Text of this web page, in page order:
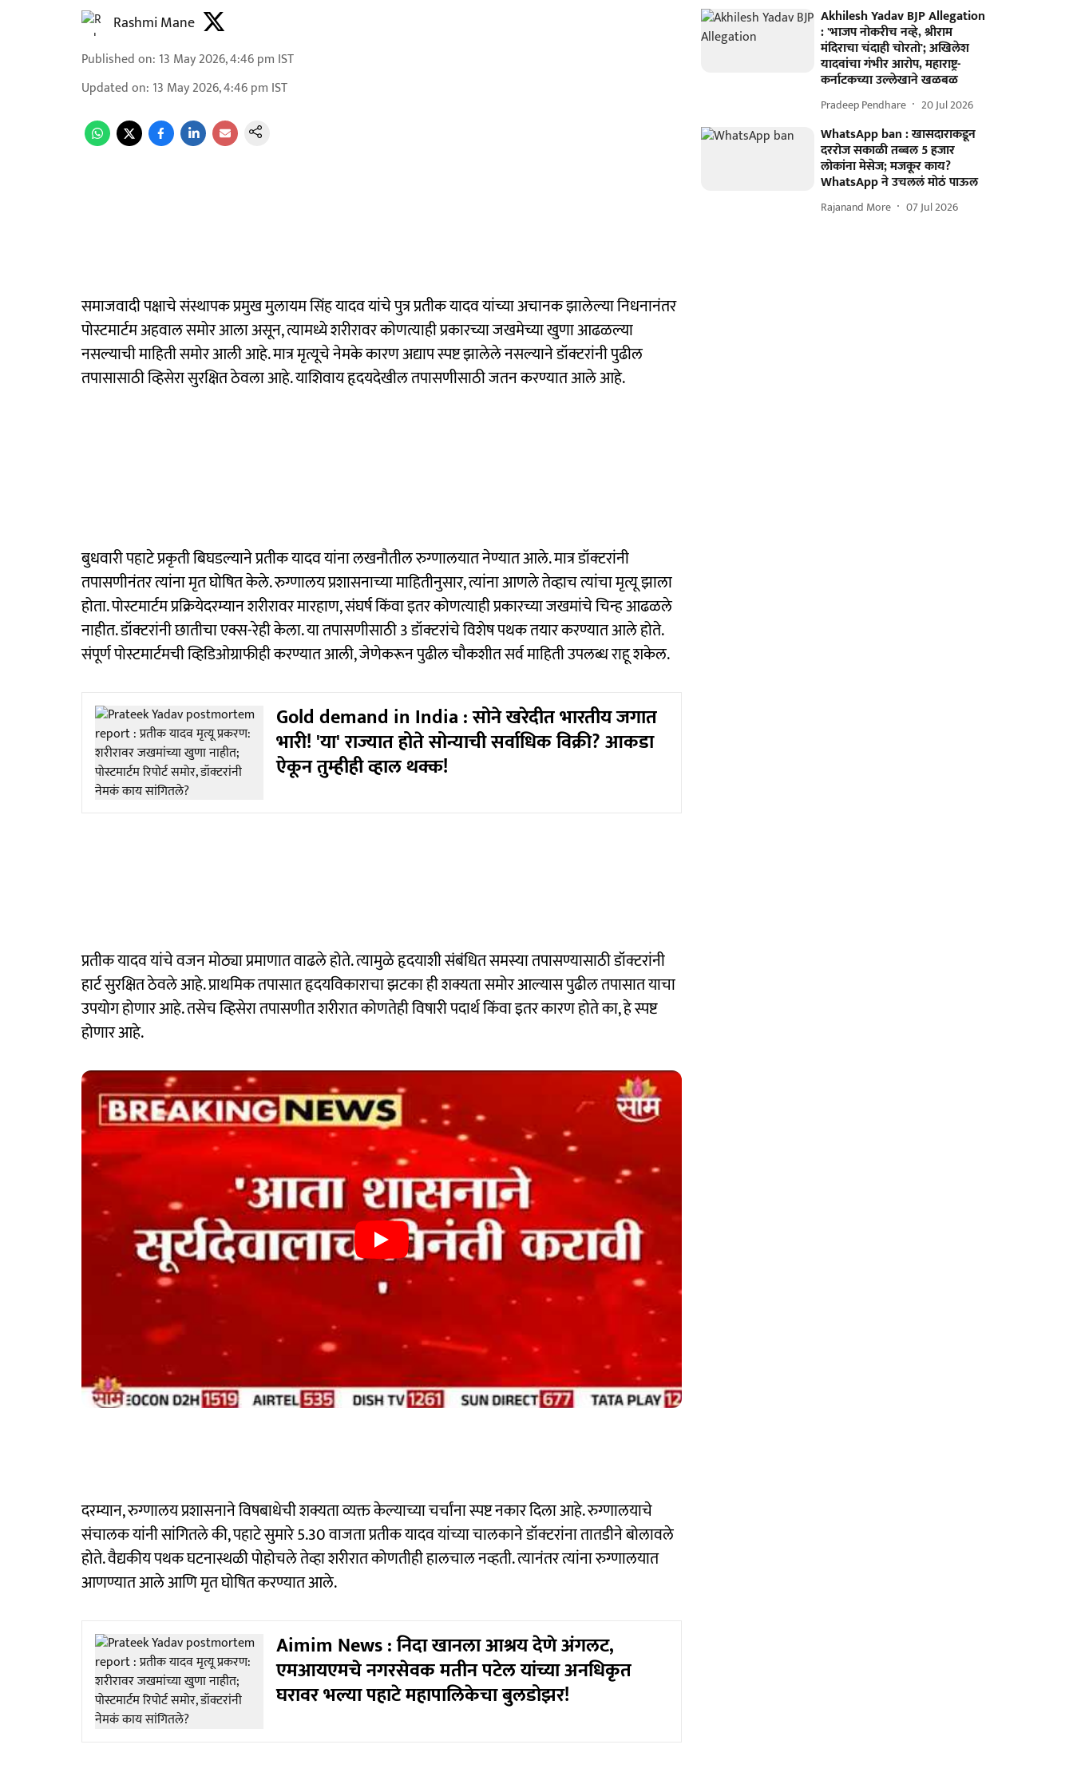
Rashmi Mane
Published on: 13 May 2026, 4:46 pm IST
Updated on: 13 May 2026, 4:46 pm IST
समाजवादी पक्षाचे संस्थापक प्रमुख मुलायम सिंह यादव यांचे पुत्र प्रतीक यादव यांच्या अचानक झालेल्या निधनानंतर
पोस्टमार्टम अहवाल समोर आला असून, त्यामध्ये शरीरावर कोणत्याही प्रकारच्या जखमेच्या खुणा आढळल्या
नसल्याची माहिती समोर आली आहे. मात्र मृत्यूचे नेमके कारण अद्याप स्पष्ट झालेले नसल्याने डॉक्टरांनी पुढील
तपासासाठी व्हिसेरा सुरक्षित ठेवला आहे. याशिवाय हृदयदेखील तपासणीसाठी जतन करण्यात आले आहे.
बुधवारी पहाटे प्रकृती बिघडल्याने प्रतीक यादव यांना लखनौतील रुग्णालयात नेण्यात आले. मात्र डॉक्टरांनी
तपासणीनंतर त्यांना मृत घोषित केले. रुग्णालय प्रशासनाच्या माहितीनुसार, त्यांना आणले तेव्हाच त्यांचा मृत्यू झाला
होता. पोस्टमार्टम प्रक्रियेदरम्यान शरीरावर मारहाण, संघर्ष किंवा इतर कोणत्याही प्रकारच्या जखमांचे चिन्ह आढळले
नाहीत. डॉक्टरांनी छातीचा एक्स-रेही केला. या तपासणीसाठी 3 डॉक्टरांचे विशेष पथक तयार करण्यात आले होते.
संपूर्ण पोस्टमार्टमची व्हिडिओग्राफीही करण्यात आली, जेणेकरून पुढील चौकशीत सर्व माहिती उपलब्ध राहू शकेल.
Gold demand in India : सोने खरेदीत भारतीय जगात
भारी! 'या' राज्यात होते सोन्याची सर्वाधिक विक्री? आकडा
ऐकून तुम्हीही व्हाल थक्क!
प्रतीक यादव यांचे वजन मोठ्या प्रमाणात वाढले होते. त्यामुळे हृदयाशी संबंधित समस्या तपासण्यासाठी डॉक्टरांनी
हार्ट सुरक्षित ठेवले आहे. प्राथमिक तपासात हृदयविकाराचा झटका ही शक्यता समोर आल्यास पुढील तपासात याचा
उपयोग होणार आहे. तसेच व्हिसेरा तपासणीत शरीरात कोणतेही विषारी पदार्थ किंवा इतर कारण होते का, हे स्पष्ट
होणार आहे.
दरम्यान, रुग्णालय प्रशासनाने विषबाधेची शक्यता व्यक्त केल्याच्या चर्चांना स्पष्ट नकार दिला आहे. रुग्णालयाचे
संचालक यांनी सांगितले की, पहाटे सुमारे 5.30 वाजता प्रतीक यादव यांच्या चालकाने डॉक्टरांना तातडीने बोलावले
होते. वैद्यकीय पथक घटनास्थळी पोहोचले तेव्हा शरीरात कोणतीही हालचाल नव्हती. त्यानंतर त्यांना रुग्णालयात
आणण्यात आले आणि मृत घोषित करण्यात आले.
Aimim News : निदा खानला आश्रय देणे अंगलट,
एमआयएमचे नगरसेवक मतीन पटेल यांच्या अनधिकृत
घरावर भल्या पहाटे महापालिकेचा बुलडोझर!
Akhilesh Yadav BJP Allegation
: 'भाजप नोकरीच नव्हे, श्रीराम
मंदिराचा चंदाही चोरतो'; अखिलेश
यादवांचा गंभीर आरोप, महाराष्ट्र-
कर्नाटकच्या उल्लेखाने खळबळ
Pradeep Pendhare 20 Jul 2026
WhatsApp ban : खासदाराकडून
दररोज सकाळी तब्बल 5 हजार
लोकांना मेसेज; मजकूर काय?
WhatsApp ने उचललं मोठं पाऊल
Rajanand More 07 Jul 2026